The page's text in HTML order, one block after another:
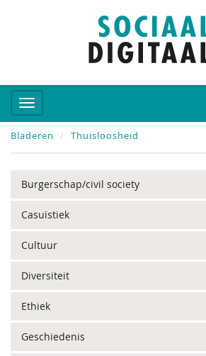
Bladeren Thuisloosheid
Burgerschap/civil society
Casuïstiek
Cultuur
Diversiteit
Ethiek
Geschiedenis